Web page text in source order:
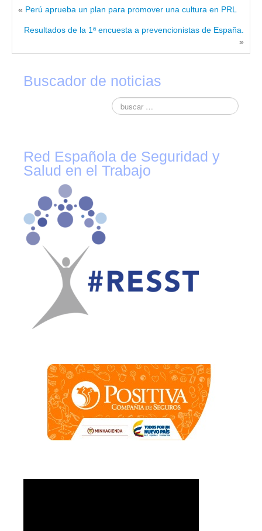
Ofertas
Ofertas de trabajo
Mándanos tu CV
Asociaciones
Contacto
« Perú aprueba un plan para promover una cultura en PRL
Resultados de la 1ª encuesta a prevencionistas de España.
»
Buscador de noticias
Red Española de Seguridad y
Salud en el Trabajo